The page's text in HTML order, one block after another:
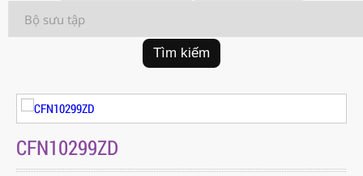
Tìm kiếm
CFN10299ZD